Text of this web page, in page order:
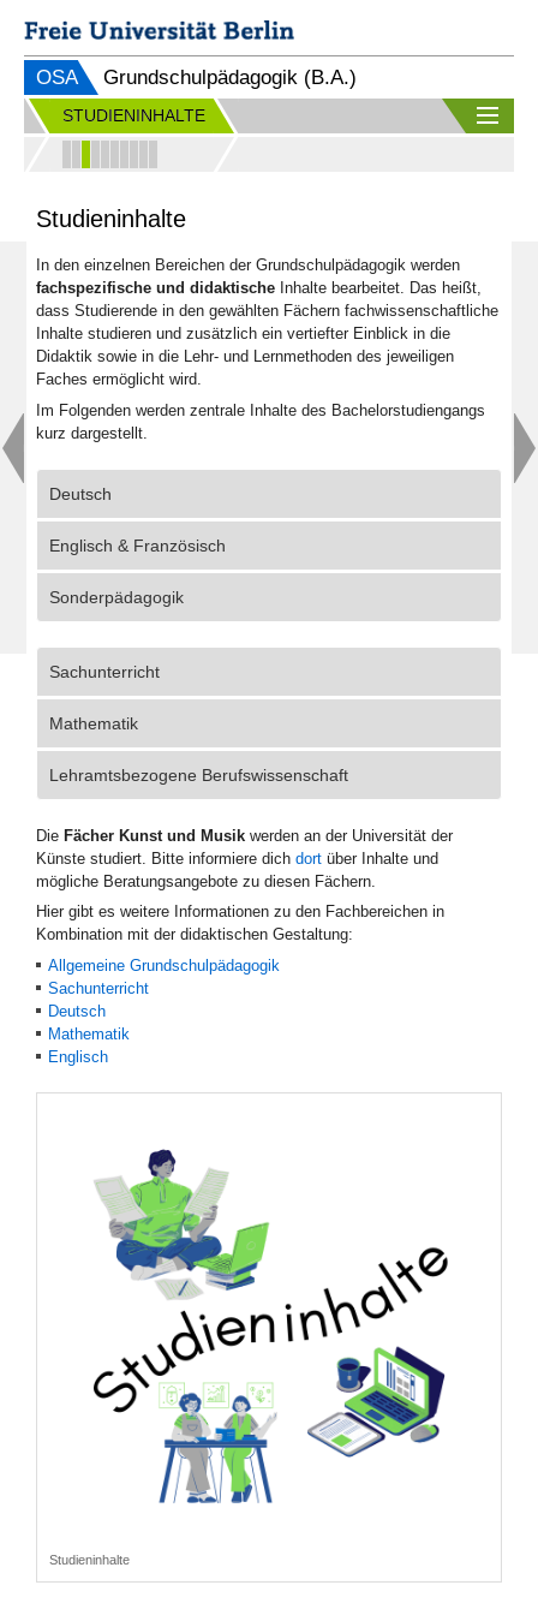
OSA Grundschulpädagogik (B.A.)
STUDIENINHALTE
Studieninhalte
In den einzelnen Bereichen der Grundschulpädagogik werden
fachspezifische und didaktische Inhalte bearbeitet. Das heißt,
dass Studierende in den gewählten Fächern fachwissenschaftliche
Inhalte studieren und zusätzlich ein vertiefter Einblick in die
Didaktik sowie in die Lehr- und Lernmethoden des jeweiligen
Faches ermöglicht wird.
Im Folgenden werden zentrale Inhalte des Bachelorstudiengangs
kurz dargestellt.
Deutsch
Englisch & Französisch
Sonderpädagogik
Sachunterricht
Mathematik
Lehramtsbezogene Berufswissenschaft
Die Fächer Kunst und Musik werden an der Universität der
Künste studiert. Bitte informiere dich dort über Inhalte und
mögliche Beratungsangebote zu diesen Fächern.
Hier gibt es weitere Informationen zu den Fachbereichen in
Kombination mit der didaktischen Gestaltung:
Allgemeine Grundschulpädagogik
Sachunterricht
Deutsch
Mathematik
Englisch
Studieninhalte